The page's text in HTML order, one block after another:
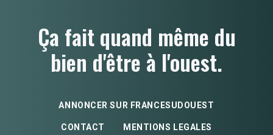
Ça fait quand même du
bien d'être à l'ouest.
ANNONCER SUR FRANCESUDOUEST
CONTACT MENTIONS LEGALES